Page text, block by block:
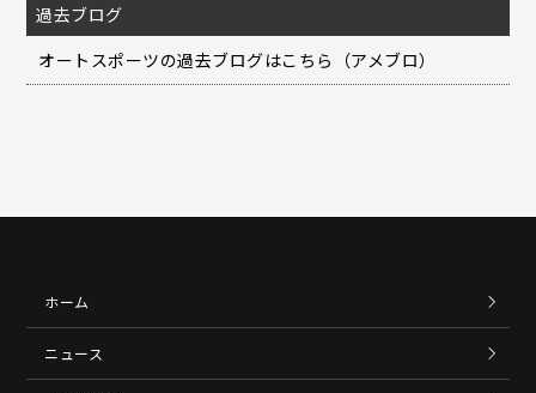
過去ブログ
オートスポーツの過去ブログはこちら（アメブロ）
ホーム
ニュース